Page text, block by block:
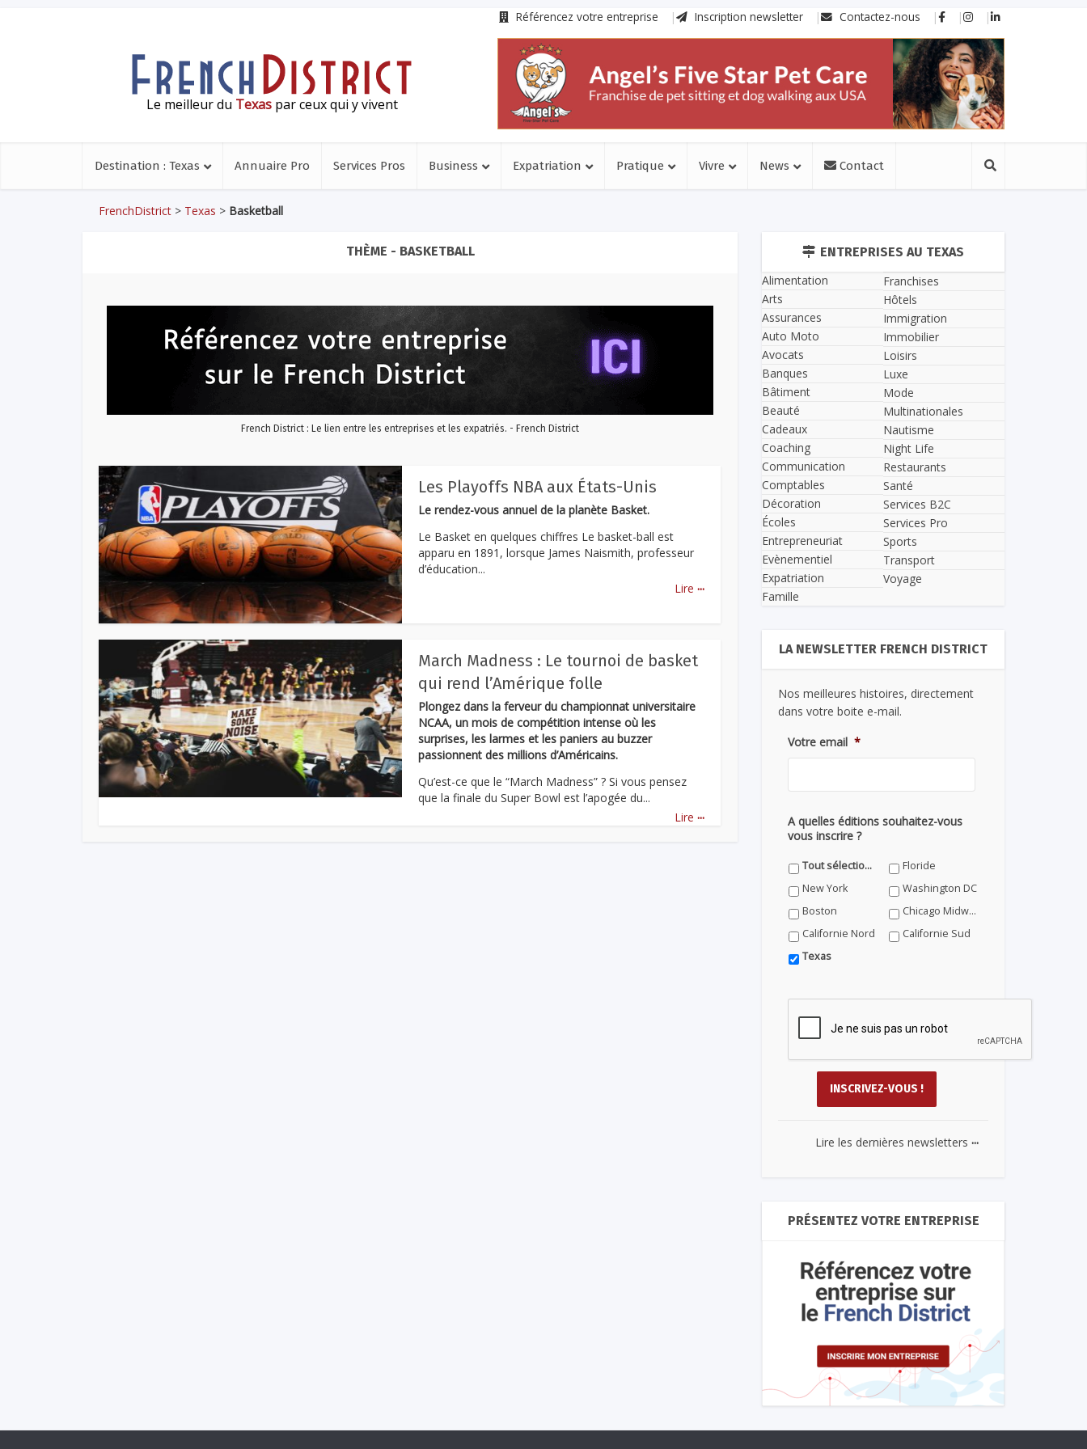
Référencez votre entreprise Inscription newsletter Contactez-nous
Le meilleur du Texaspar ceux qui y vivent
Destination : Texas Annuaire Pro Services Pros Business Expatriation Pratique Vivre News Contact
FrenchDistrict > Texas > Basketball
THÈME - BASKETBALL
French District : Le lien entre les entreprises et les expatriés. - French District
Les Playoffs NBA aux États-Unis
Le rendez-vous annuel de la planète Basket.
Le Basket en quelques chiffres Le basket-ball est
apparu en 1891, lorsque James Naismith, professeur
d’éducation...
Lire ...
March Madness : Le tournoi de basket
qui rend l’Amérique folle
Plongez dans la ferveur du championnat universitaire
NCAA, un mois de compétition intense où les
surprises, les larmes et les paniers au buzzer
passionnent des millions d’Américains.
Qu’est-ce que le “March Madness” ? Si vous pensez
que la finale du Super Bowl est l’apogée du...
Lire ...
ENTREPRISES AU TEXAS
Alimentation
Arts
Assurances
Auto Moto
Avocats
Banques
Bâtiment
Beauté
Cadeaux
Coaching
Communication
Comptables
Décoration
Écoles
Entrepreneuriat
Evènementiel
Expatriation
Famille
Franchises
Hôtels
Immigration
Immobilier
Loisirs
Luxe
Mode
Multinationales
Nautisme
Night Life
Restaurants
Santé
Services B2C
Services Pro
Sports
Transport
Voyage
LA NEWSLETTER FRENCH DISTRICT
Nos meilleures histoires, directement
dans votre boite e-mail.
Votre email *
A quelles éditions souhaitez-vous
vous inscrire ?
Tout sélectionner
Floride
New York
Washington DC
Boston
Chicago Midwest
Californie Nord
Californie Sud
Texas
Lire les dernières newsletters ...
PRÉSENTEZ VOTRE ENTREPRISE